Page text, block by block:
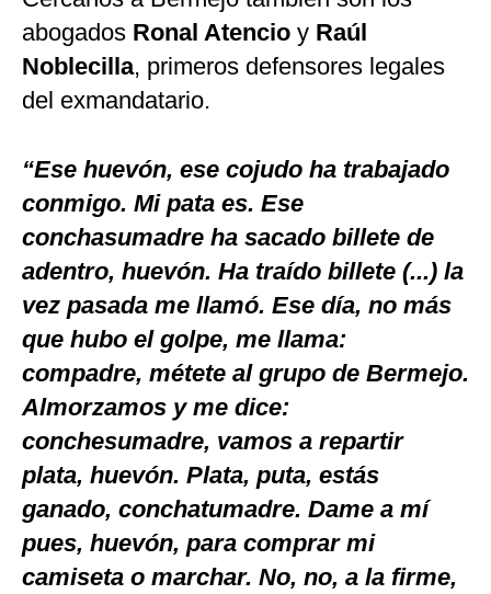
abogados Ronal Atencio y Raúl
Noblecilla, primeros defensores legales
del exmandatario.
“Ese huevón, ese cojudo ha trabajado
conmigo. Mi pata es. Ese
conchasumadre ha sacado billete de
adentro, huevón. Ha traído billete (...) la
vez pasada me llamó. Ese día, no más
que hubo el golpe, me llama:
compadre, métete al grupo de Bermejo.
Almorzamos y me dice:
conchesumadre, vamos a repartir
plata, huevón. Plata, puta, estás
ganado, conchatumadre. Dame a mí
pues, huevón, para comprar mi
camiseta o marchar. No, no, a la firme,